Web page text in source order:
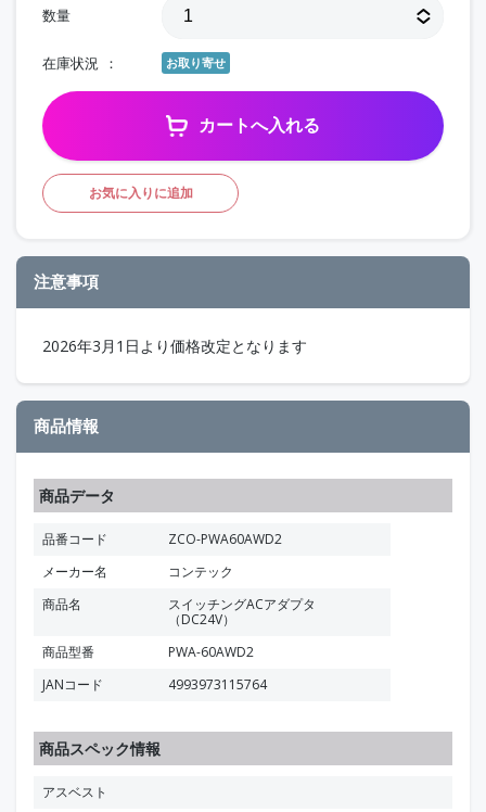
数量
在庫状況 お取り寄せ
カートへ入れる
お気に入りに追加
注意事項
2026年3月1日より価格改定となります
商品情報
商品データ
品番コード
ZCO-PWA60AWD2
メーカー名
コンテック
商品名
スイッチングACアダプタ
（DC24V）
商品型番
PWA-60AWD2
JANコード
4993973115764
商品スペック情報
アスベスト